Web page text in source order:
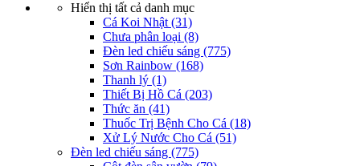
Hiển thị tất cả danh mục
Cá Koi Nhật (31)
Chưa phân loại (8)
Đèn led chiếu sáng (775)
Sơn Rainbow (168)
Thanh lý (1)
Thiết Bị Hồ Cá (203)
Thức ăn (41)
Thuốc Trị Bệnh Cho Cá (18)
Xử Lý Nước Cho Cá (51)
Đèn led chiếu sáng (775)